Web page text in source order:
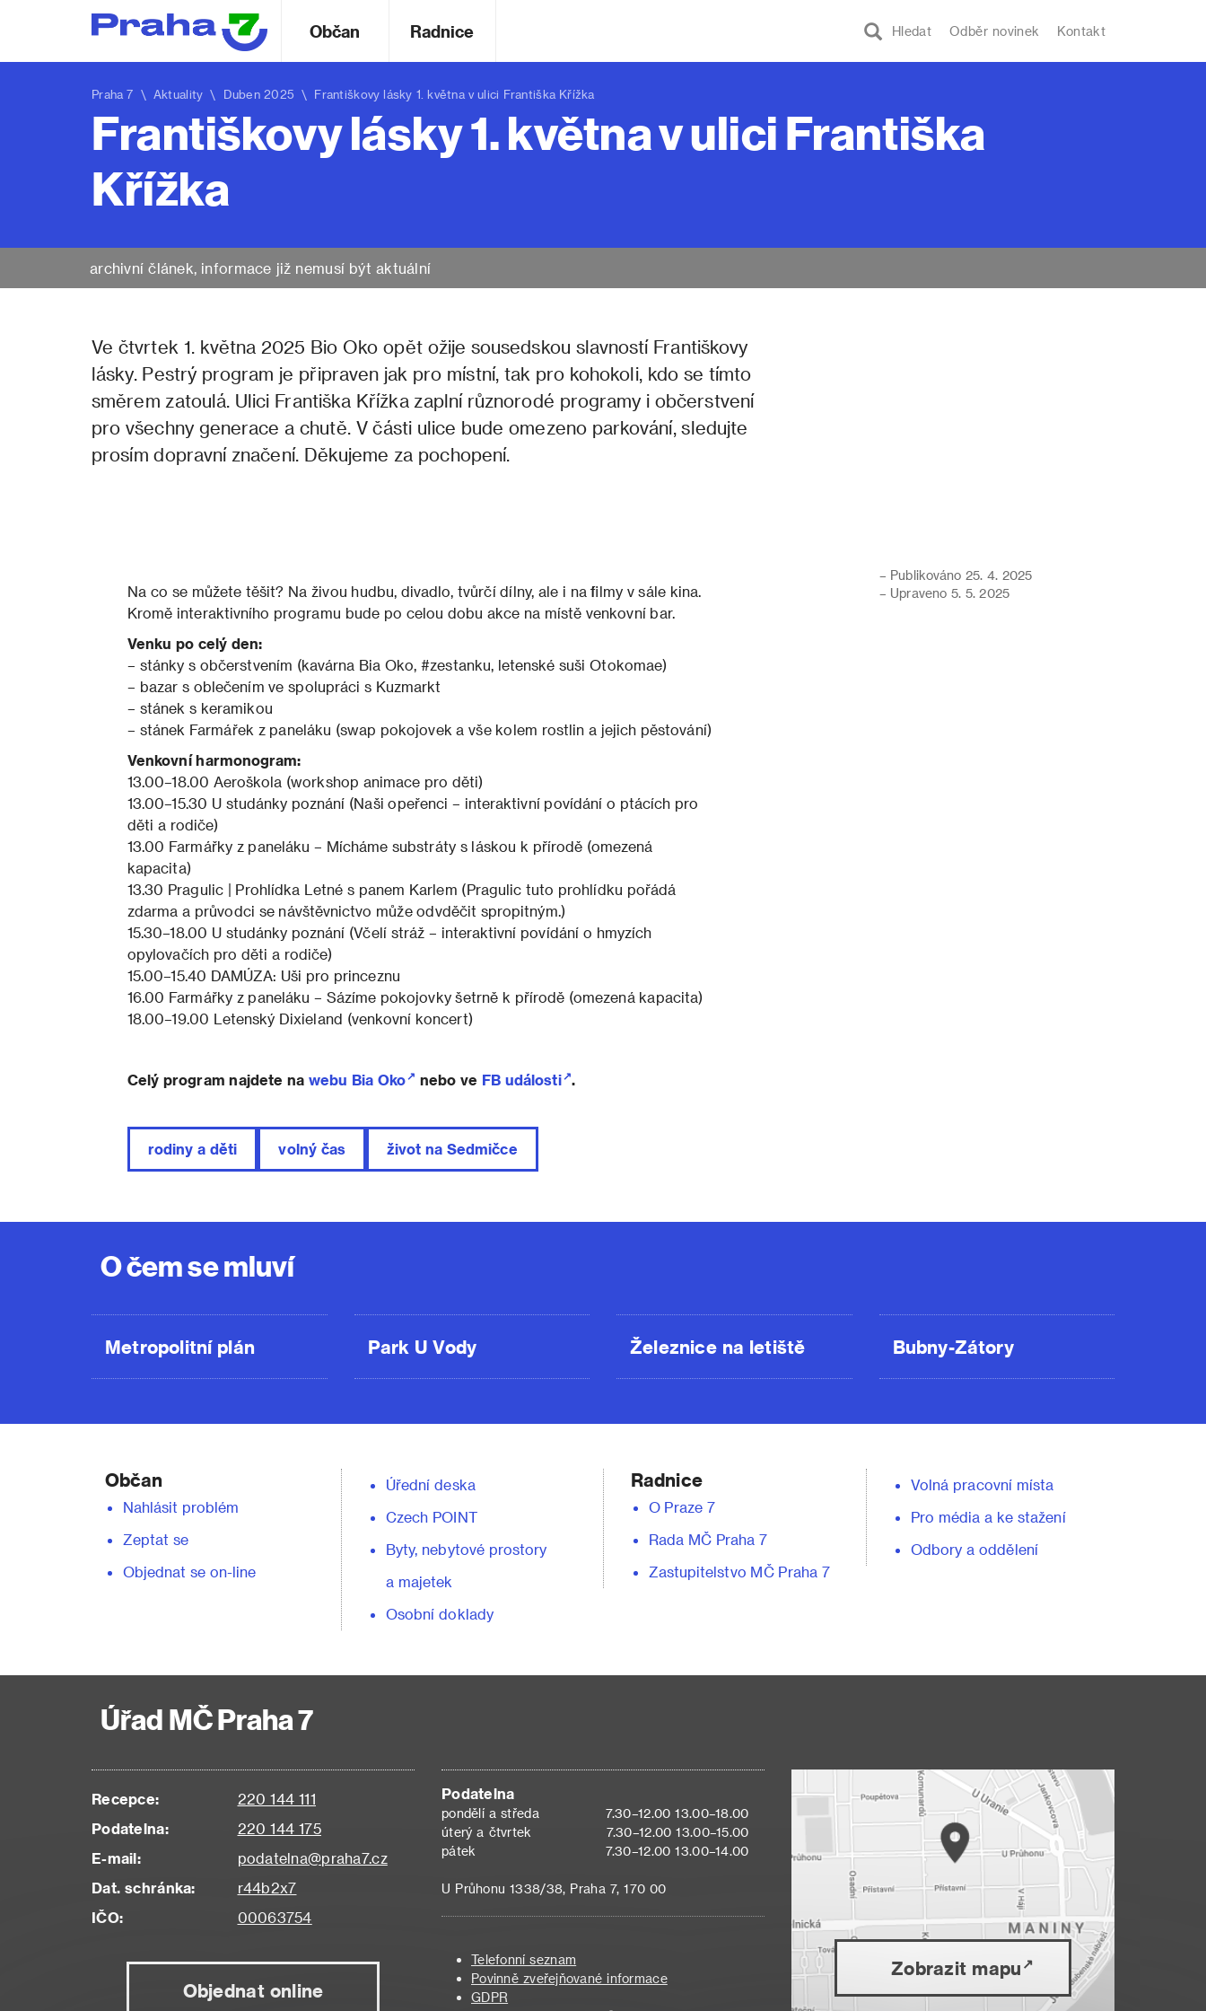
Hledat Odběr novinek Kontakt
Občan Radnice
Praha 7 \ Aktuality \ Duben 2025 \ Františkovy lásky 1. května v ulici Františka Křížka
Františkovy lásky 1. května v ulici Františka
Křížka
archivní článek, informace již nemusí být aktuální
Ve čtvrtek 1. května 2025 Bio Oko opět ožije sousedskou slavností Františkovy
lásky. Pestrý program je připraven jak pro místní, tak pro kohokoli, kdo se tímto
směrem zatoulá. Ulici Františka Křížka zaplní různorodé programy i občerstvení
pro všechny generace a chutě. V části ulice bude omezeno parkování, sledujte
prosím dopravní značení. Děkujeme za pochopení.
Na co se můžete těšit? Na živou hudbu, divadlo, tvůrčí dílny, ale i na filmy v sále kina.
Kromě interaktivního programu bude po celou dobu akce na místě venkovní bar.
Venku po celý den:
– stánky s občerstvením (kavárna Bia Oko, #zestanku, letenské suši Otokomae)
– bazar s oblečením ve spolupráci s Kuzmarkt
– stánek s keramikou
– stánek Farmářek z paneláku (swap pokojovek a vše kolem rostlin a jejich pěstování)
Venkovní harmonogram:
13.00–18.00 Aeroškola (workshop animace pro děti)
13.00–15.30 U studánky poznání (Naši opeřenci – interaktivní povídání o ptácích pro
děti a rodiče)
13.00 Farmářky z paneláku – Mícháme substráty s láskou k přírodě (omezená
kapacita)
13.30 Pragulic | Prohlídka Letné s panem Karlem (Pragulic tuto prohlídku pořádá
zdarma a průvodci se návštěvnictvo může odvděčit spropitným.)
15.30–18.00 U studánky poznání (Včelí stráž – interaktivní povídání o hmyzích
opylovačích pro děti a rodiče)
15.00–15.40 DAMÚZA: Uši pro princeznu
16.00 Farmářky z paneláku – Sázíme pokojovky šetrně k přírodě (omezená kapacita)
18.00–19.00 Letenský Dixieland (venkovní koncert)
Celý program najdete na webu Bia Oko nebo ve FB události .
rodiny a děti volný čas život na Sedmičce
– Publikováno 25. 4. 2025
– Upraveno 5. 5. 2025
O čem se mluví
Metropolitní plán Park U Vody Železnice na letiště Bubny-Zátory
Občan
Nahlásit problém
Zeptat se
Objednat se on-line
Úřední deska
Czech POINT
Byty, nebytové prostory
a majetek
Osobní doklady
Radnice
O Praze 7
Rada MČ Praha 7
Zastupitelstvo MČ Praha 7
Volná pracovní místa
Pro média a ke stažení
Odbory a oddělení
Úřad MČ Praha 7
Recepce:
220 144 111
Podatelna:
220 144 175
E-mail:
podatelna@praha7.cz
Dat. schránka:
r44b2x7
IČO:
00063754
Objednat online
Podatelna
pondělí a středa
7.30–12.00 13.00–18.00
úterý a čtvrtek
7.30–12.00 13.00–15.00
pátek
7.30–12.00 13.00–14.00
U Průhonu 1338/38, Praha 7, 170 00
Telefonní seznam
Povinně zveřejňované informace
GDPR
Zobrazit mapu